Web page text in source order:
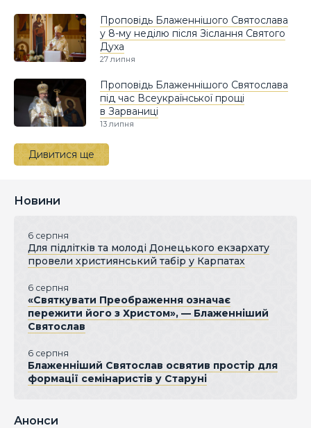
Проповідь Блаженнішого Святослава
у 8-му неділю після Зіслання Святого
Духа
27 липня
Проповідь Блаженнішого Святослава
під час Всеукраїнської прощі
в Зарваниці
13 липня
Дивитися ще
Новини
6 серпня
Для підлітків та молоді Донецького екзархату
провели християнський табір у Карпатах
6 серпня
«Святкувати Преображення означає
пережити його з Христом», — Блаженніший
Святослав
6 серпня
Блаженніший Святослав освятив простір для
формації семінаристів у Старуні
Анонси